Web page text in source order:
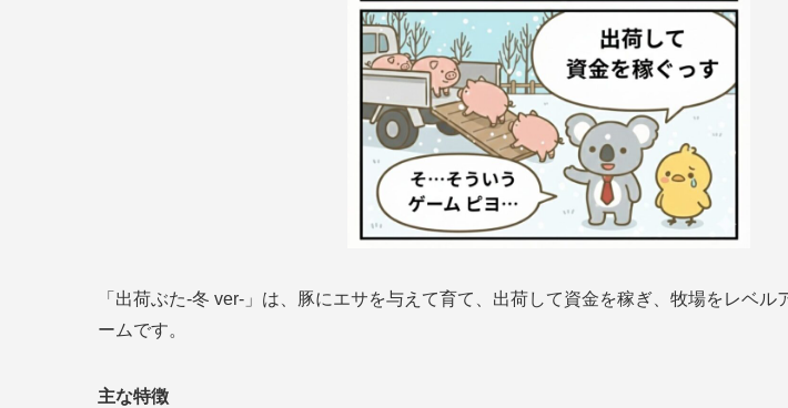
「出荷ぶた-冬 ver-」は、豚にエサを与えて育て、出荷して資金を稼ぎ、牧場をレベル
ームです。
主な特徴